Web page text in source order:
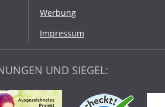
Werbung
Impressum
UND SIEGEL: